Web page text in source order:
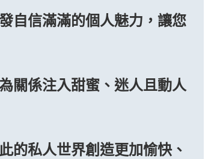
自信滿滿的個人魅力，讓您
關係注入甜蜜、迷人且動人
的私人世界創造更加愉快、